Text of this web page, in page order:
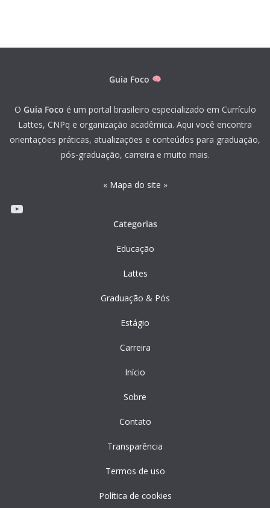
Guia Foco
O Guia Foco é um portal brasileiro especializado em Currículo
Lattes, CNPq e organização acadêmica. Aqui você encontra
orientações práticas, atualizações e conteúdos para graduação,
pós-graduação, carreira e muito mais.
« Mapa do site »
Youtube
Categorias
Educação
Lattes
Graduação & Pós
Estágio
Carreira
Início
Sobre
Contato
Transparência
Termos de uso
Política de cookies